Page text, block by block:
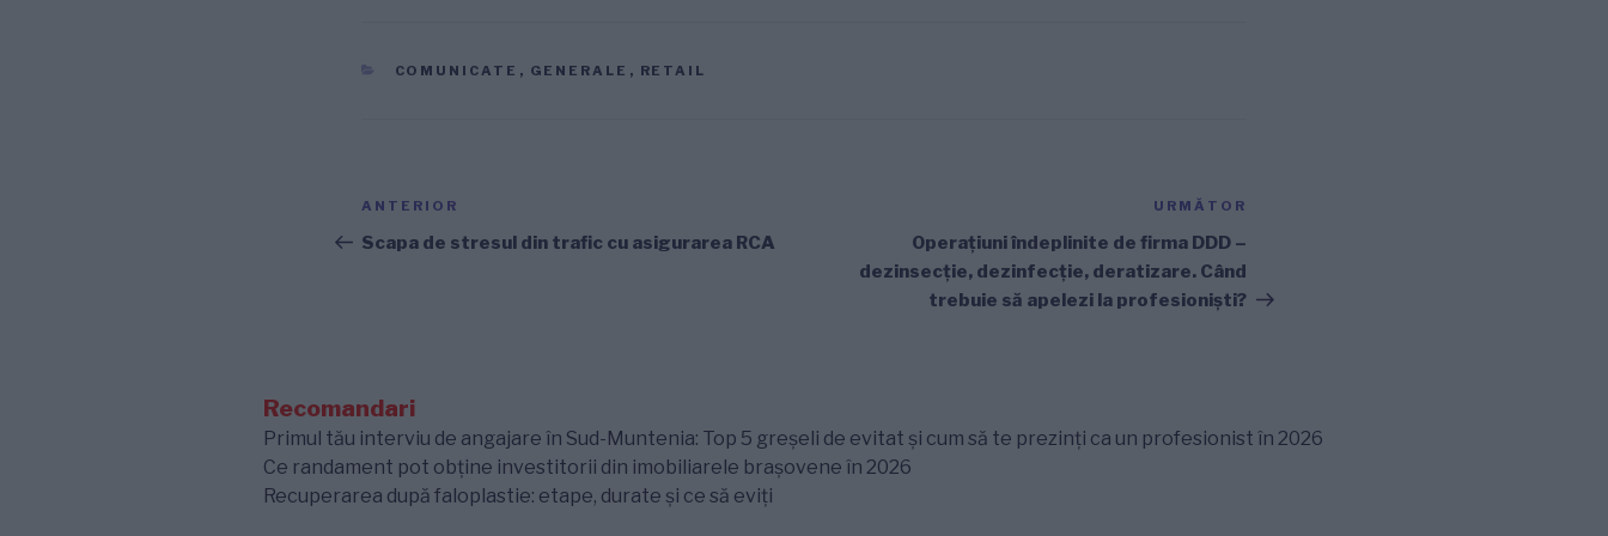
CATEGORII
COMUNICATE , GENERALE , RETAIL
Navigare
în
Articolul
anterior
ANTERIOR
Scapa de stresul din trafic cu asigurarea RCA
URMĂTOR
Operațiuni îndeplinite de firma DDD –
dezinsecție, dezinfecție, deratizare. Când
trebuie să apelezi la profesioniști?
Recomandari
Primul tău interviu de angajare în Sud-Muntenia: Top 5 greșeli de evitat și cum să te prezinți ca un profesionist în 2026
Ce randament pot obține investitorii din imobiliarele brașovene în 2026
Recuperarea după faloplastie: etape, durate și ce să eviți